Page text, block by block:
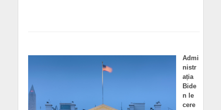
Admi
nistr
ația
Bide
n le
cere